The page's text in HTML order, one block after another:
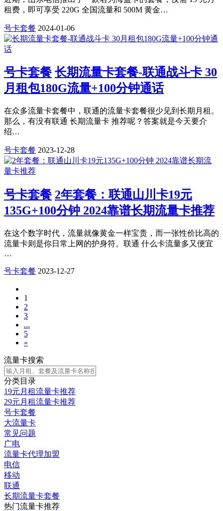
租费，即可享受 220G 全国流量和 500M 黄金…
号卡套餐 2024-01-06
号卡套餐 长期流量卡套餐-联通战斗卡 30
月租包180G流量+100分钟通话
在众多流量卡套餐中，联通的流量卡套餐很少见到长期月租。
那么，有没有联通 长期流量卡 推荐呢？答案就是今天要介
绍…
号卡套餐 2023-12-28
号卡套餐 2年套餐：联通山川卡19元
135G+100分钟 2024靠谱长期流量卡推荐
在这个数字时代，流量就像黄金一样宝贵，而一张性价比高的
流量卡则是你日常上网的护身符。联通 什么卡流量多又便宜
…
号卡套餐 2023-12-27
1
2
3
...
5
»
流量卡搜索
分类目录
19元月租流量卡推荐
29元月租流量卡推荐
号卡套餐
大流量卡
常见问题
广电
流量卡代理加盟
电信
移动
联通
长期流量卡套餐
热门流量卡推荐